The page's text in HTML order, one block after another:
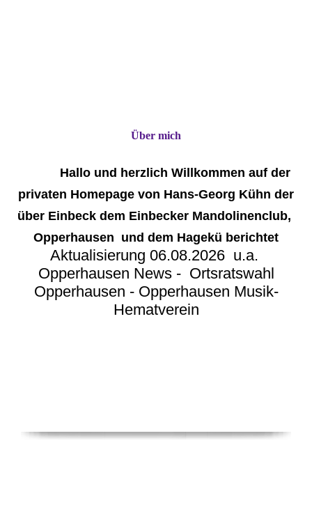
Hallo und herzlich Willkommen auf der
privaten Homepage von Hans-Georg Kühn der
über Einbeck dem Einbecker Mandolinenclub,
Opperhausen und dem Hagekü berichtet
Aktualisierung 06.08.2026 u.a.
Opperhausen News - Ortsratswahl
Opperhausen - Opperhausen Musik-
Hematverein
Über mich